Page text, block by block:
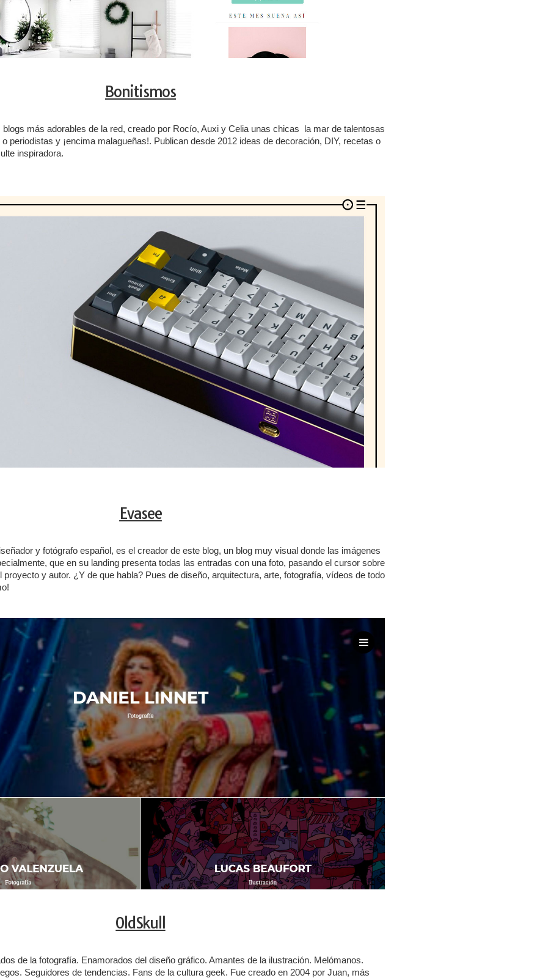
Bonitismos
blogs más adorables de la red, creado por Rocío, Auxi y Celia unas chicas la mar de talentosas
periodistas y ¡encima malagueñas!. Publican desde 2012 ideas de decoración, DIY, recetas o
inspiradora.
Evasee
y fotógrafo español, es el creador de este blog, un blog muy visual donde las imágenes
que en su landing presenta todas las entradas con una foto, pasando el cursor sobre
proyecto y autor. ¿Y de que habla? Pues de diseño, arquitectura, arte, fotografía, vídeos de todo
OldSkull
de la fotografía. Enamorados del diseño gráfico. Amantes de la ilustración. Melómanos.
Seguidores de tendencias. Fans de la cultura geek. Fue creado en 2004 por Juan, más